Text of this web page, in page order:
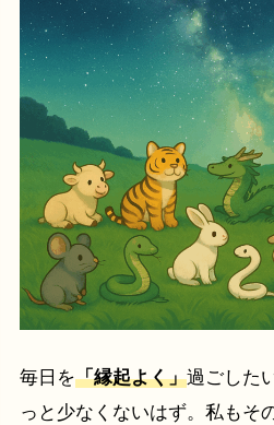
毎日を「縁起よく」過ごした
っと少なくないはず。私もそ